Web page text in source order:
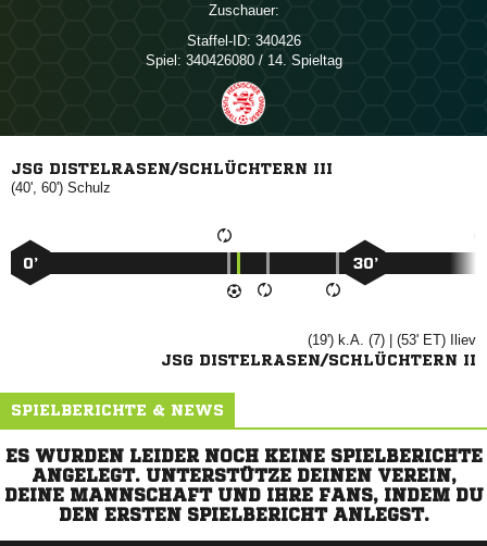
Zuschauer:
Staffel-ID: 340426
Spiel: 340426080 / 14. Spieltag
JSG DISTELRASEN/SCHLÜCHTERN III
(40', 60') 
0’ 30’
(19') k.A. (7) | (53' ET) 
JSG DISTELRASEN/SCHLÜCHTERN II
SPIELBERICHTE & NEWS
ES WURDEN LEIDER NOCH KEINE SPIELBERICHTE
ANGELEGT. UNTERSTÜTZE DEINEN VEREIN,
DEINE MANNSCHAFT UND IHRE FANS, INDEM DU
DEN ERSTEN SPIELBERICHT ANLEGST.